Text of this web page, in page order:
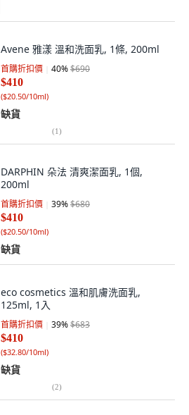
Avene 雅漾 溫和洗面乳, 1條, 200ml
首購折扣價 40%$690
$410
($20.50/10ml)
缺貨
(1)
DARPHIN 朵法 清爽潔面乳, 1個,
200ml
首購折扣價 39%$680
$410
($20.50/10ml)
缺貨
eco cosmetics 溫和肌膚洗面乳,
125ml, 1入
首購折扣價 39%$683
$410
($32.80/10ml)
缺貨
(2)